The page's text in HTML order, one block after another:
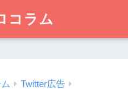
コラム
Twitter広告